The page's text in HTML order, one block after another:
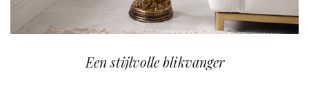
Een stijlvolle blikvanger